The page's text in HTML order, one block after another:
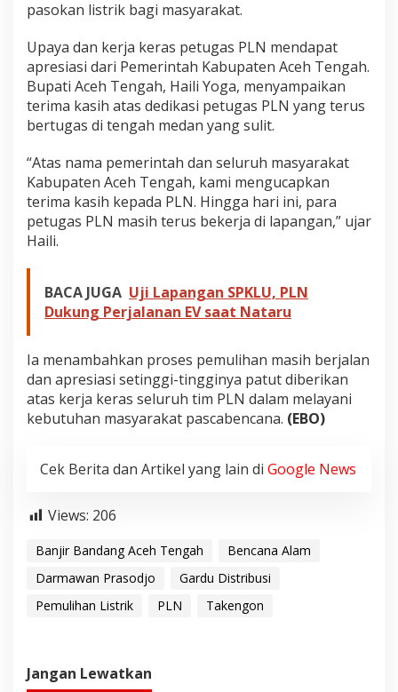
pasokan listrik bagi masyarakat.
Upaya dan kerja keras petugas PLN mendapat
apresiasi dari Pemerintah Kabupaten Aceh Tengah.
Bupati Aceh Tengah, Haili Yoga, menyampaikan
terima kasih atas dedikasi petugas PLN yang terus
bertugas di tengah medan yang sulit.
“Atas nama pemerintah dan seluruh masyarakat
Kabupaten Aceh Tengah, kami mengucapkan
terima kasih kepada PLN. Hingga hari ini, para
petugas PLN masih terus bekerja di lapangan,” ujar
Haili.
BACA JUGA Uji Lapangan SPKLU, PLN
Dukung Perjalanan EV saat Nataru
Ia menambahkan proses pemulihan masih berjalan
dan apresiasi setinggi-tingginya patut diberikan
atas kerja keras seluruh tim PLN dalam melayani
kebutuhan masyarakat pascabencana. (EBO)
Cek Berita dan Artikel yang lain di Google News
Views: 206
Banjir Bandang Aceh Tengah
Bencana Alam
Darmawan Prasodjo
Gardu Distribusi
Pemulihan Listrik
PLN Takengon
Jangan Lewatkan